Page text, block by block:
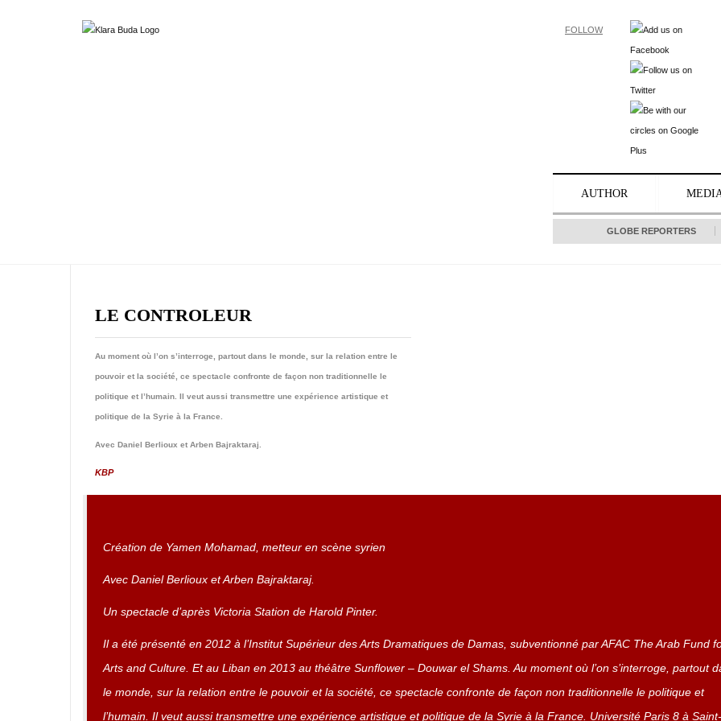
FOLLOW
AUTHOR
GLOBE REPORTERS
LE CONTROLEUR
Au moment où l’on s’interroge, partout dans le monde, sur la relation entre le
pouvoir et la société, ce spectacle confronte de façon non traditionnelle le
politique et l’humain. Il veut aussi transmettre une expérience artistique et
politique de la Syrie à la France.
Avec Daniel Berlioux et Arben Bajraktaraj.
KBP
Création de Yamen Mohamad, metteur en scène syrien
Avec Daniel Berlioux et Arben Bajraktaraj.
Un spectacle d’après Victoria Station de Harold Pinter.
Il a été présenté en 2012 à l’Institut Supérieur des Arts Dramatiques de Damas, subventionné par AFAC The Arab Fund
Arts and Culture. Et au Liban en 2013 au théâtre Sunflower – Douwar el Shams. Au moment où l’on s’interroge, partout
le monde, sur la relation entre le pouvoir et la société, ce spectacle confronte de façon non traditionnelle le politique et
l’humain. Il veut aussi transmettre une expérience artistique et politique de la Syrie à la France. Université Paris 8 à Saint-